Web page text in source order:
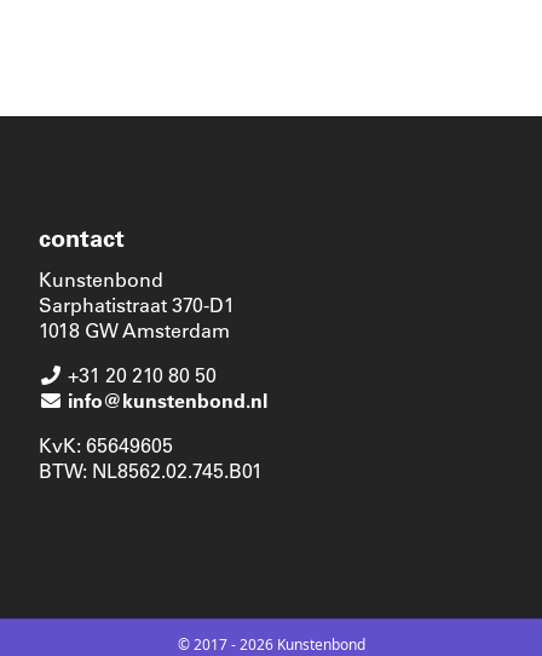
contact
Kunstenbond
Sarphatistraat 370-D1
1018 GW Amsterdam
+31 20 210 80 50
info@kunstenbond.nl
KvK: 65649605
BTW: NL8562.02.745.B01
© 2017 - 2026 Kunstenbond